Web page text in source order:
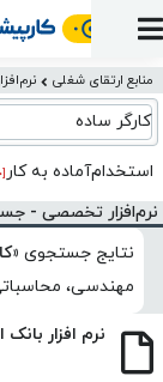
پنل
استخدام
به
کار
ثبت
رزومه
آگهی
آماده
به
کار
ثبت
آگهی
استخدام
نشان
شده‌ها
تبادل
نظر
منابع
ارتقای
شغلی
دوره
آموزشی
مقاله
کتاب
فایل‌و‌قالب
اخبار
استخدام
کارپیشه
جستجوی
کارجویان
(رزومه)
بخش
کارفرمایان
منابع ارتقای شغلی
کارگر ساده
استخدامآماده به کار
نرم‌افزار تخصصی -
نتایج جستجوی
مهندسی،
نرم افزار